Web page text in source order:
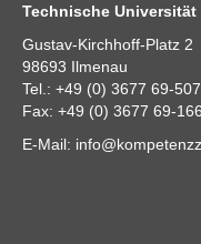
Technische Universität
Gustav-Kirchhoff-Platz 2
98693 Ilmenau
Tel.: +49 (0) 3677 69-
Fax: +49 (0) 3677 69-
E-Mail: